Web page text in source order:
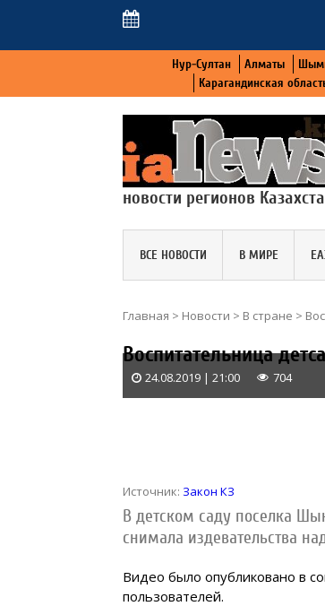
Нур-Султан Алматы
Карагандинская
новости регионов
ВСЕ НОВОСТИ В МИРЕ
Главная > Новости > В стране >
Воспитательница
24.08.2019 | 21:00 704
Источник: Закон КЗ
В детском саду поселка
снимала издевательства
Видео было опубликовано в
пользователей.